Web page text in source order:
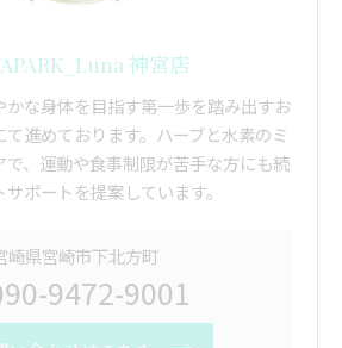
神宮店
な身体を目指す第一歩を踏み出すお
進めております。ハーブと水素のミ
で、運動や食事制限が苦手な方にも続
ポートを提案しています。
崎県宮崎市下北方町
9472-9001